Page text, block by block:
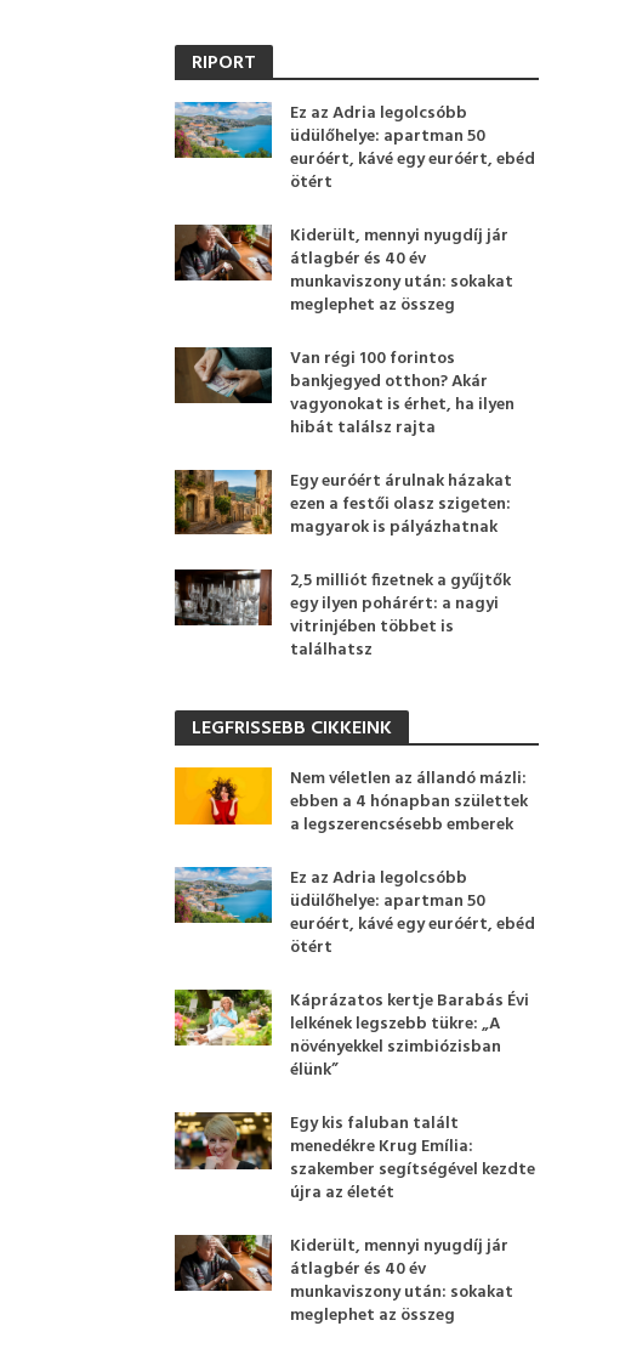
RIPORT
Ez az Adria legolcsóbb
üdülőhelye: apartman 50
euróért, kávé egy euróért, ebéd
ötért
Kiderült, mennyi nyugdíj jár
átlagbér és 40 év
munkaviszony után: sokakat
meglephet az összeg
Van régi 100 forintos
bankjegyed otthon? Akár
vagyonokat is érhet, ha ilyen
hibát találsz rajta
Egy euróért árulnak házakat
ezen a festői olasz szigeten:
magyarok is pályázhatnak
2,5 milliót fizetnek a gyűjtők
egy ilyen pohárért: a nagyi
vitrinjében többet is
találhatsz
LEGFRISSEBB CIKKEINK
Nem véletlen az állandó mázli:
ebben a 4 hónapban születtek
a legszerencsésebb emberek
Ez az Adria legolcsóbb
üdülőhelye: apartman 50
euróért, kávé egy euróért, ebéd
ötért
Káprázatos kertje Barabás Évi
lelkének legszebb tükre: „A
növényekkel szimbiózisban
élünk”
Egy kis faluban talált
menedékre Krug Emília:
szakember segítségével kezdte
újra az életét
Kiderült, mennyi nyugdíj jár
átlagbér és 40 év
munkaviszony után: sokakat
meglephet az összeg